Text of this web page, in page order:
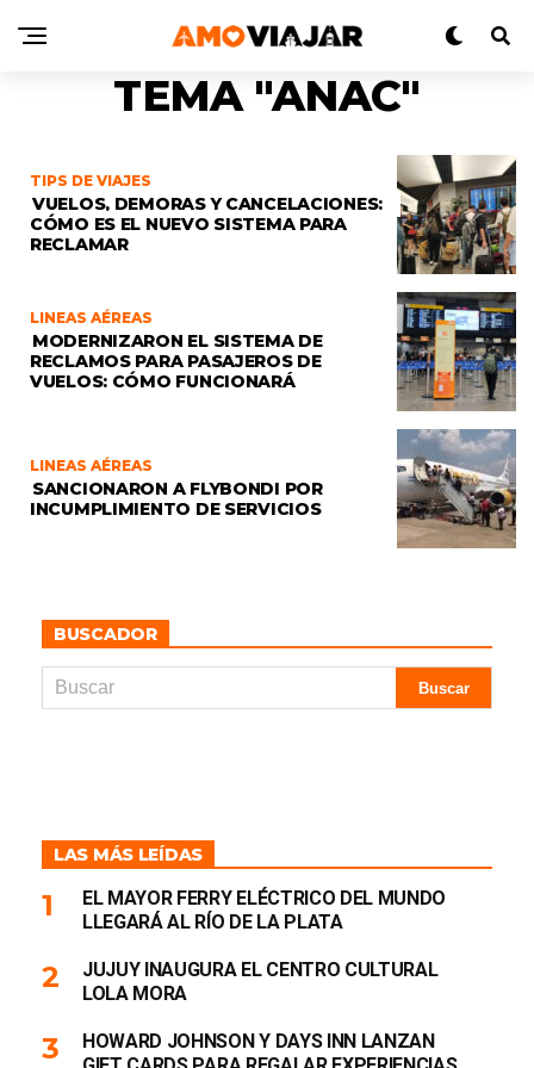
TEMA "ANAC"
TIPS DE VIAJES
VUELOS, DEMORAS Y CANCELACIONES:
CÓMO ES EL NUEVO SISTEMA PARA
RECLAMAR
LINEAS AÉREAS
MODERNIZARON EL SISTEMA DE
RECLAMOS PARA PASAJEROS DE
VUELOS: CÓMO FUNCIONARÁ
LINEAS AÉREAS
SANCIONARON A FLYBONDI POR
INCUMPLIMIENTO DE SERVICIOS
BUSCADOR
LAS MÁS LEÍDAS
EL MAYOR FERRY ELÉCTRICO DEL MUNDO
LLEGARÁ AL RÍO DE LA PLATA
JUJUY INAUGURA EL CENTRO CULTURAL
LOLA MORA
HOWARD JOHNSON Y DAYS INN LANZAN